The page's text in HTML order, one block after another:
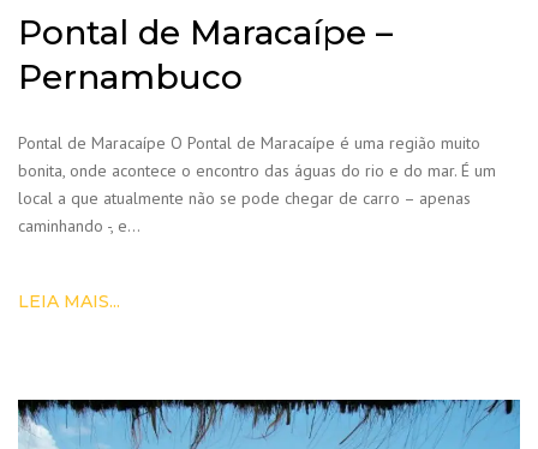
Pontal de Maracaípe –
Pernambuco
Pontal de Maracaípe O Pontal de Maracaípe é uma região muito
bonita, onde acontece o encontro das águas do rio e do mar. É um
local a que atualmente não se pode chegar de carro – apenas
caminhando -, e…
LEIA MAIS...